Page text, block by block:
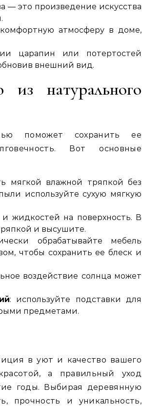
— это произведение искусства
атмосферу в доме,
царапин или потертостей
внешний вид.
натурального
поможет сохранить ее
Вот основные
мягкой влажной тряпкой без
используйте сухую мягкую
жидкостей на поверхность. В
и высушите.
обрабатывайте мебель
чтобы сохранить ее блеск и
воздействие солнца может
: используйте подставки для
предметами.
в уют и качество вашего
а правильный уход
годы. Выбирая деревянную
прочность и уникальность,